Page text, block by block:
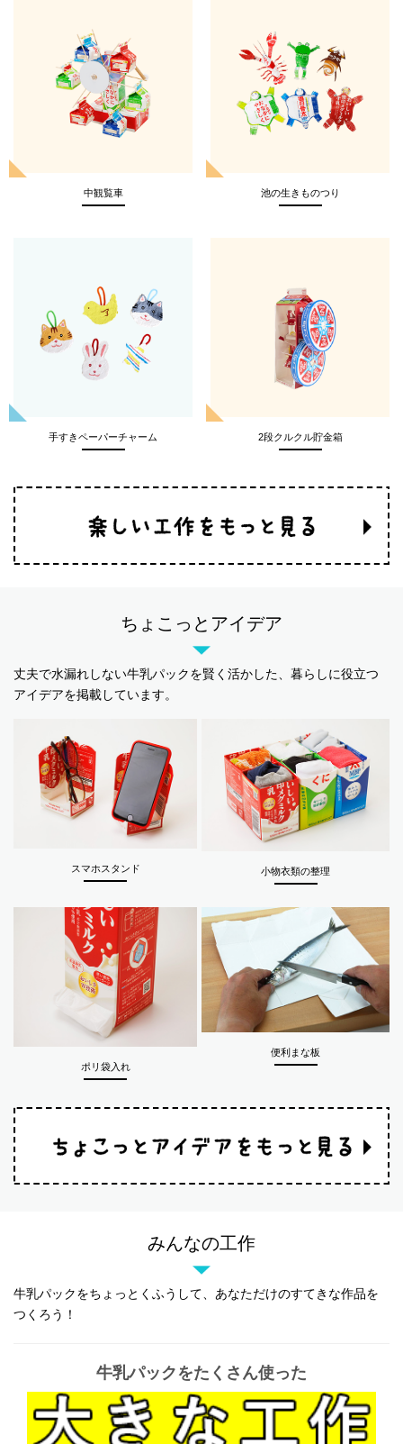
中観覧車 池の生きものつり
手すきペーパーチャーム 2段クルクル貯金箱
ちょこっとアイデア
丈夫で水漏れしない牛乳パックを賢く活かした、 暮らしに役立つ
アイデアを掲載しています。
スマホスタンド 小物衣類の整理
ポリ袋入れ
便利まな板
みんなの工作
牛乳パックをちょっとくふうして、あなただけのすてきな作品を
つくろう！
牛乳パックをたくさん使った